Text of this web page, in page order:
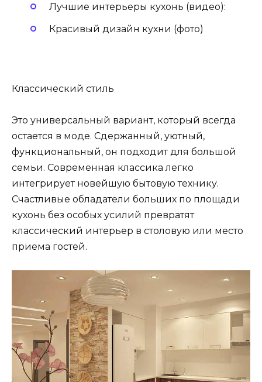
Лучшие интерьеры кухонь (видео):
Красивый дизайн кухни (фото)
Классический стиль
Это универсальный вариант, который всегда
остается в моде. Сдержанный, уютный,
функциональный, он подходит для большой
семьи. Современная классика легко
интегрирует новейшую бытовую технику.
Счастливые обладатели больших по площади
кухонь без особых усилий превратят
классический интерьер в столовую или место
приема гостей.